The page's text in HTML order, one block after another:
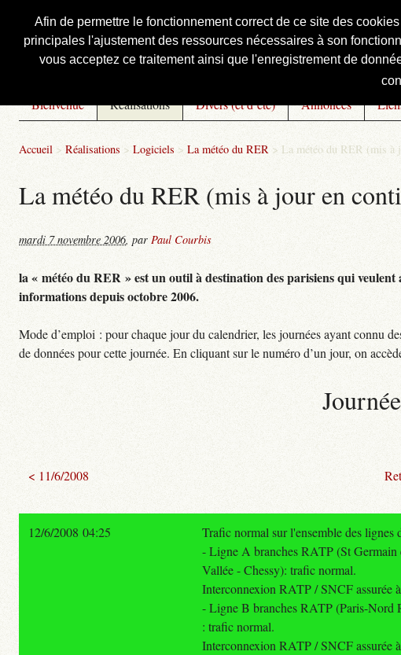
Afin de permettre le fonctionnement correct de ce site des
principales l'ajustement des ressources nécessaires à son
vous acceptez ce traitement ainsi que l'enregistrement de
Courbis, « LE » Blog Officiel
Bienvenue Réalisations Divers (et d’été) Annonces
Accueil > Réalisations > Logiciels > La météo du RER > La météo du RER (mis à
La météo du RER (mis à jour en
mardi 7 novembre 2006, par Paul Courbis
la « météo du RER » est un outil à destination des parisiens qui
informations depuis octobre 2006.
Mode d’emploi : pour chaque jour du calendrier, les journées ayant connu
de données pour cette journée. En cliquant sur le numéro d’un jour, on
< 11/6/2008
12/6/2008 04:25
Trafic normal sur l'ensemble des lignes
- Ligne A branches RATP (St
Vallée - Chessy): trafic normal.
Interconnexion RATP / SNCF assurée
- Ligne B branches RATP (Paris-Nord
: trafic normal.
Interconnexion RATP / SNCF assurée